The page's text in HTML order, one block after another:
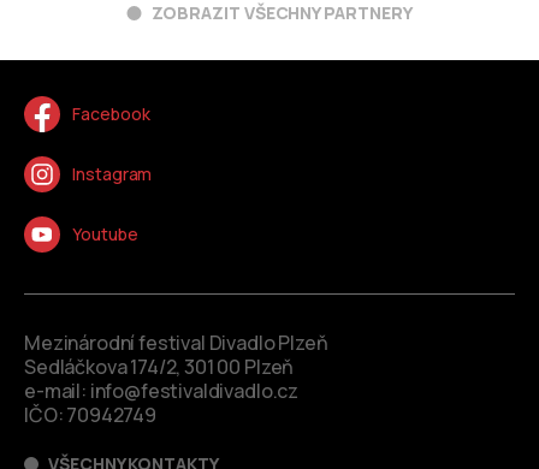
ZOBRAZIT VŠECHNY PARTNERY
Facebook
Instagram
Youtube
Mezinárodní festival Divadlo Plzeň
Sedláčkova 174/2, 301 00 Plzeň
e-mail: info@festivaldivadlo.cz
IČO: 70942749
VŠECHNY KONTAKTY